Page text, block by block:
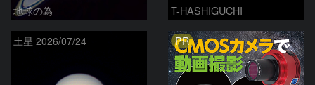
地球の為 T-HASHIGUCHI
土星 2026/07/24 PR